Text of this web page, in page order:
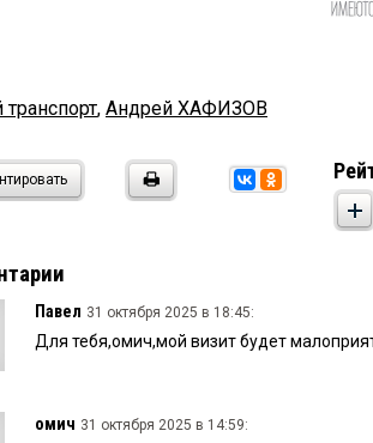
, Андрей ХАФИЗОВ
Павел 31 октября 2025 в 18:45:
Для тебя,омич,мой визит будет
омич 31 октября 2025 в 14:59: